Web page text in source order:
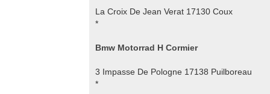
La Croix De Jean Verat 17130 Coux
*
Bmw Motorrad H Cormier
3 Impasse De Pologne 17138 Puilboreau
*